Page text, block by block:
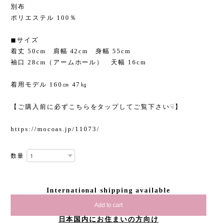
別布
ポリエステル 100％
◼︎サイズ
着丈 50cm 肩幅 42cm 身幅 55cm
袖口 28cm（アームホール） 天幅 16cm
着用モデル 160㎝ 47㎏
【ご購入前に必ずこちらをタップしてご覧下さい☟】
https://mocoas.jp/11073/
数量
International shipping available
Add to cart
日本国内にお住まいの方向け